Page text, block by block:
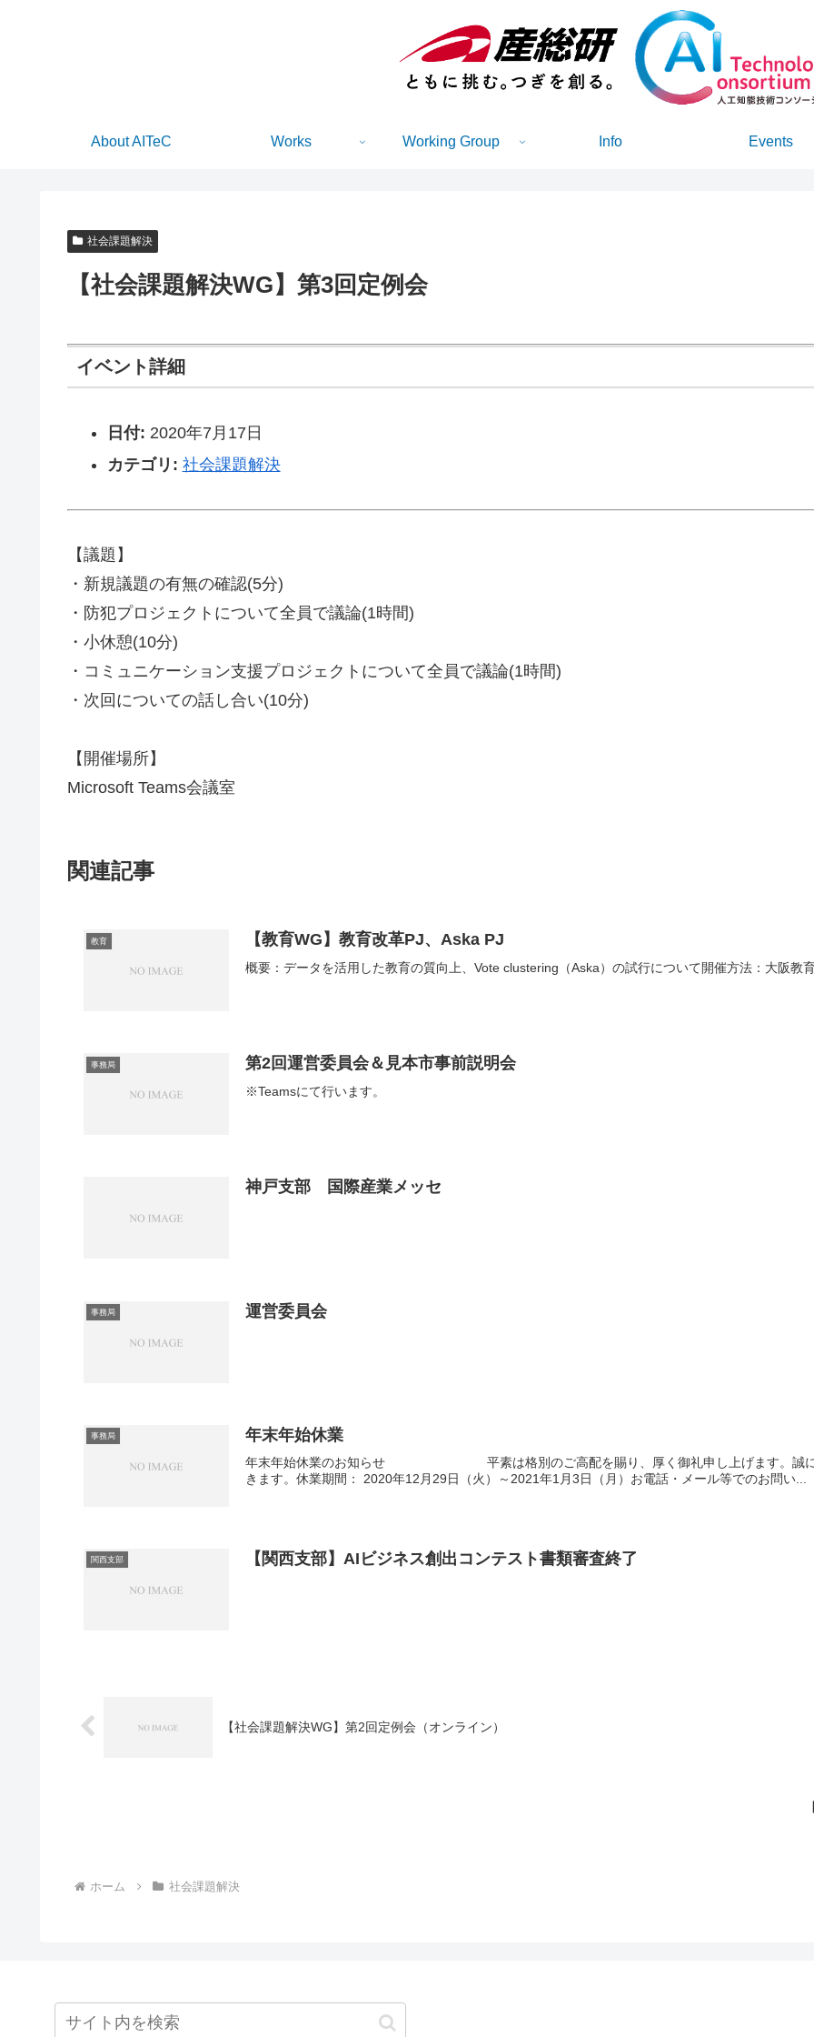
About AITeC Works Working Group Info Events
社会課題解決
【社会課題解決WG】第3回定例会
イベント詳細
日付: 2020年7月17日
カテゴリ: 社会課題解決
【議題】
・新規議題の有無の確認(5分)
・防犯プロジェクトについて全員で議論(1時間)
・小休憩(10分)
・コミュニケーション支援プロジェクトについて全員で議論(1時間)
・次回についての話し合い(10分)
【開催場所】
Microsoft Teams会議室
関連記事
教育 【教育WG】教育改革PJ、Aska PJ
概要：データを活用した教育の質向上、Vote clustering（Aska）の試行について開催方法：大阪教
事務局 第2回運営委員会＆見本市事前説明会
※Teamsにて行います。
神戸支部 国際産業メッセ
事務局 運営委員会
事務局 年末年始休業
年末年始休業のお知らせ 平素は格別のご高配を賜り、厚く御礼申し上げます。誠に勝
きます。休業期間： 2020年12月29日（火）～2021年1月3日（月）お電話・メール等でのお問い...
関西支部 【関西支部】AIビジネス創出コンテスト書類審査終了
【社会課題解決WG】第2回定例会（オンライン）
ホーム 社会課題解決